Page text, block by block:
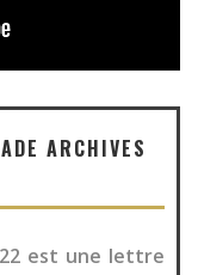
ARCHIVES
est une lettre